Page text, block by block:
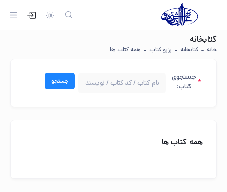
کتابخانه
خانه کتابخانه رزرو کتاب همه کتاب ها
جستجوی
کتاب:
همه کتاب ها